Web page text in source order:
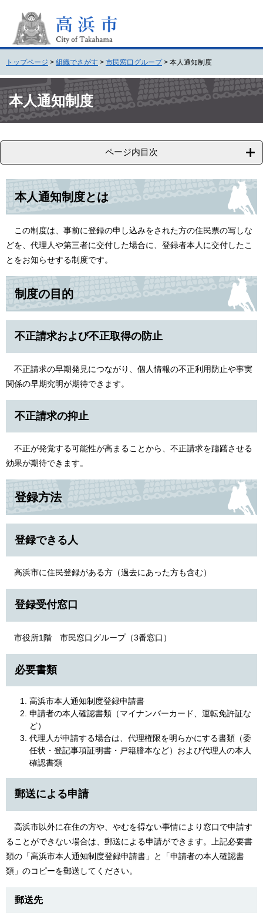
頭
で
す
。
飛
ば
し
て
本
へ
トップページ > 組織でさがす > 市民窓口グループ > 本人通知制度
文本人通知制度
ページ内目次
本人通知制度とは
この制度は、事前に登録の申し込みをされた方の住民票の写しな
どを、代理人や第三者に交付した場合に、登録者本人に交付したこ
とをお知らせする制度です。
制度の目的
不正請求および不正取得の防止
不正請求の早期発見につながり、個人情報の不正利用防止や事実
関係の早期究明が期待できます。
不正請求の抑止
不正が発覚する可能性が高まることから、不正請求を躊躇させる
効果が期待できます。
登録方法
登録できる人
高浜市に住民登録がある方（過去にあった方も含む）
登録受付窓口
市役所1階 市民窓口グループ（3番窓口）
必要書類
高浜市本人通知制度登録申請書
申請者の本人確認書類（マイナンバーカード、運転免許証な
ど）
代理人が申請する場合は、代理権限を明らかにする書類（委
任状・登記事項証明書・戸籍謄本など）および代理人の本人
確認書類
郵送による申請
高浜市以外に在住の方や、やむを得ない事情により窓口で申請す
ることができない場合は、郵送による申請ができます。上記必要書
類の「高浜市本人通知制度登録申請書」と「申請者の本人確認書
類」のコピーを郵送してください。
郵送先